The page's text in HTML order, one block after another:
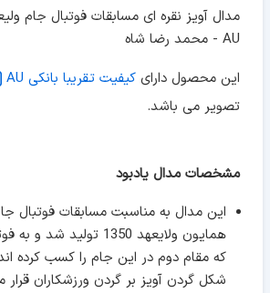
مدال آویز نقره ای مسابقات فوتبال جام
AU - محمد رضا شاه
این محصول دارای کیفیت تقریبا بانکی AU
تصویر می باشد.
مشخصات مدال یادبود
این مدال به مناسبت مسابقات فوتبال
همایون ولایعهد 1350
که مقام دوم در این جام را کسب کرده
شکل گردن آویز بر گردن ورزشکاران